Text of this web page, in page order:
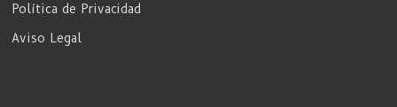
Política de Privacidad
Aviso Legal